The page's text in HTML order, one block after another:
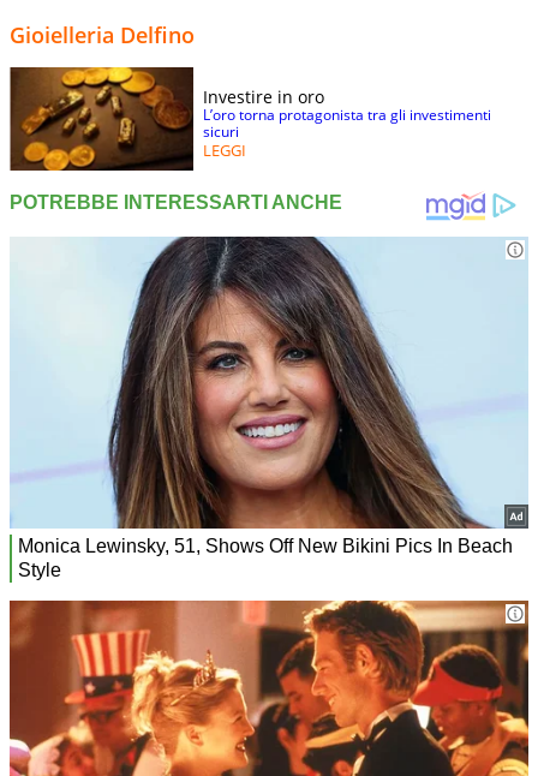
Gioielleria Delfino
Investire in oro
L’oro torna protagonista tra gli investimenti
sicuri
LEGGI